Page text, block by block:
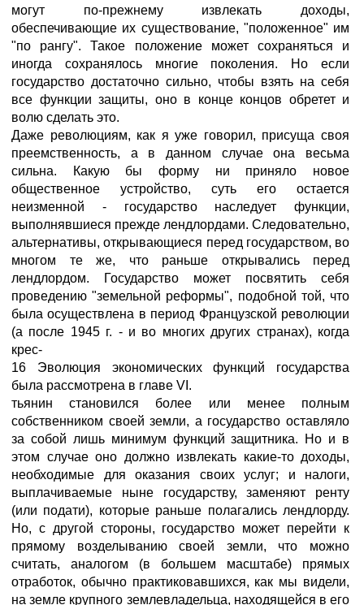
могут по-прежнему извлекать доходы,
обеспечивающие их существование, "положенное" им
"по рангу". Такое положение может сохраняться и
иногда сохранялось многие поколения. Но если
государство достаточно сильно, чтобы взять на себя
все функции защиты, оно в конце концов обретет и
волю сделать это.
Даже революциям, как я уже говорил, присуща своя
преемственность, а в данном случае она весьма
сильна. Какую бы форму ни приняло новое
общественное устройство, суть его остается
неизменной - государство наследует функции,
выполнявшиеся прежде лендлордами. Следовательно,
альтернативы, открывающиеся перед государством, во
многом те же, что раньше открывались перед
лендлордом. Государство может посвятить себя
проведению "земельной реформы", подобной той, что
была осуществлена в период Французской революции
(а после 1945 г. - и во многих других странах), когда
крес-
16 Эволюция экономических функций государства
была рассмотрена в главе VI.
тьянин становился более или менее полным
собственником своей земли, а государство оставляло
за собой лишь минимум функций защитника. Но и в
этом случае оно должно извлекать какие-то доходы,
необходимые для оказания своих услуг; и налоги,
выплачиваемые ныне государству, заменяют ренту
(или подати), которые раньше полагались лендлорду.
Но, с другой стороны, государство может перейти к
прямому возделыванию своей земли, что можно
считать, аналогом (в большем масштабе) прямых
отработок, обычно практиковавшихся, как мы видели,
на земле крупного землевладельца, находящейся в его